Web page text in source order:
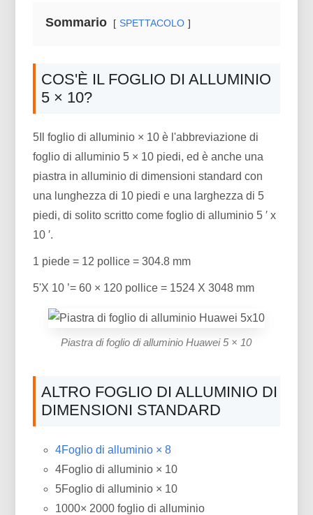
Sommario SPETTACOLO
COS'È IL FOGLIO DI ALLUMINIO
5 × 10?
5Il foglio di alluminio × 10 è l'abbreviazione di
foglio di alluminio 5 × 10 piedi, ed è anche una
piastra in alluminio di dimensioni standard con
una lunghezza di 10 piedi e una larghezza di 5
piedi, di solito scritto come foglio di alluminio 5 ′ x
10 ′.
1 piede = 12 pollice = 304.8 mm
5'X 10 ’= 60 × 120 pollice = 1524 X 3048 mm
Piastra di foglio di alluminio Huawei 5 × 10
ALTRO FOGLIO DI ALLUMINIO DI
DIMENSIONI STANDARD
4Foglio di alluminio × 8
4Foglio di alluminio × 10
5Foglio di alluminio × 10
1000× 2000 foglio di alluminio